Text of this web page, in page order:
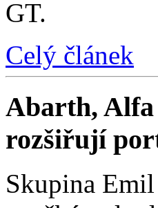
GT.
Celý článek
Abarth, Alfa
rozšiřují
Skupina